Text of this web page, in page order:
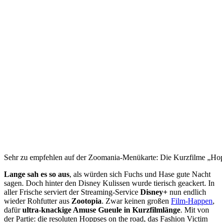
Sehr zu empfehlen auf der Zoomania-Menükarte: Die Kurzfilme
Lange sah es so aus, als würden sich Fuchs und Hase gute Nacht
sagen. Doch hinter den Disney Kulissen wurde tierisch geackert. In
aller Frische serviert der Streaming-Service Disney+ nun endlich
wieder Rohfutter aus Zootopia. Zwar keinen großen Film-Happen,
dafürultra-knackige Amuse Gueule in Kurzfilmlänge. Mit von
der Partie: die resoluten Hoppses on the road, das Fashion Victim